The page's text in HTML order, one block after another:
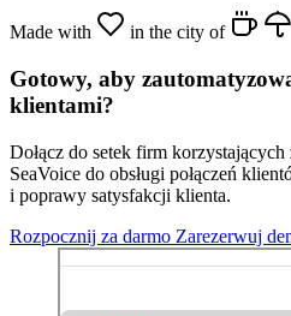
Made with in the city of
Gotowy, aby
klientami?
Dołącz do setek firm
SeaVoice do obsługi połączeń
i poprawy satysfakcji klienta.
Rozpocznij za darmo Zarezerwuj